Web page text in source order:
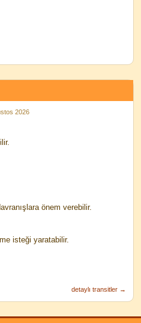
2026
önem verebilir.
isteği yaratabilir.
detaylı transitler →